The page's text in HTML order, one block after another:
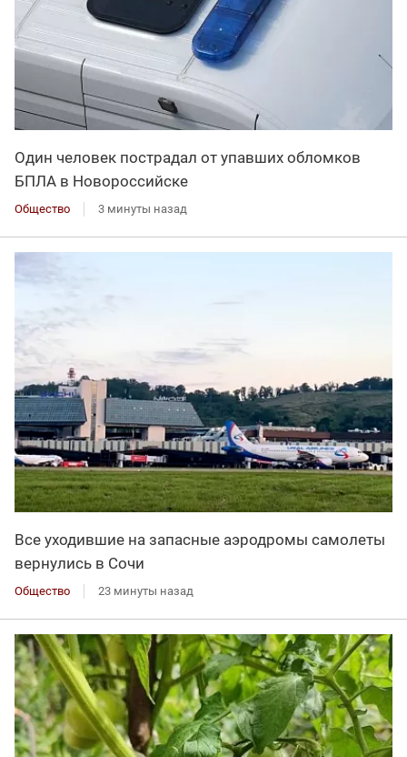
Один человек пострадал от упавших обломков
БПЛА в Новороссийске
Общество 3 минуты назад
Все уходившие на запасные аэродромы самолеты
вернулись в Сочи
Общество 23 минуты назад